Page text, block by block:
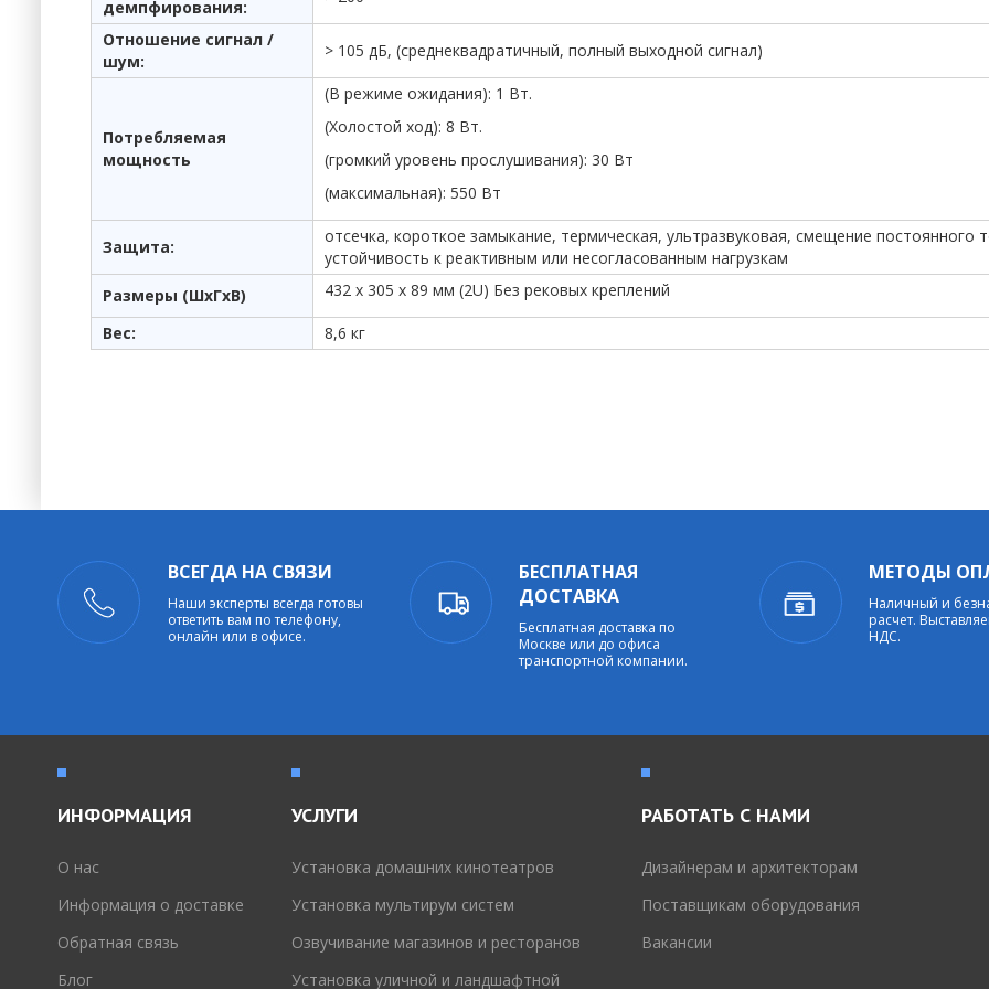
демпфирования:
Отношение сигнал /
шум:
> 105 дБ, (среднеквадратичный, полный выходной сигнал)
Потребляемая
мощность
(В режиме ожидания): 1 Вт.
(Холостой ход): 8 Вт.
(громкий уровень прослушивания): 30 Вт
(максимальная): 550 Вт
Защита:
отсечка, короткое замыкание, термическая, ультразвуковая, смещение постоянного
устойчивость к реактивным или несогласованным нагрузкам
Размеры (ШхГхВ)
432 x 305 x 89 мм (2U) Без рековых креплений
Вес: 8,6 кг
ВСЕГДА НА СВЯЗИ
Наши эксперты всегда готовы
ответить вам по телефону,
онлайн или в офисе.
БЕСПЛАТНАЯ
ДОСТАВКА
Бесплатная доставка по
Москве или до офиса
транспортной компании.
МЕТОДЫ
Наличный и
расчет.
НДС.
ИНФОРМАЦИЯ
O нас
Информация о доставке
Обратная связь
Блог
УСЛУГИ
Установка домашних кинотеатров
Установка мультирум систем
Озвучивание магазинов и ресторанов
Установка уличной и ландшафтной
РАБОТАТЬ С НАМИ
Дизайнерам и архитекторам
Поставщикам оборудования
Вакансии